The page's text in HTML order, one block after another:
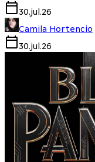
30.jul.26
Camila Hortencio
30.jul.26